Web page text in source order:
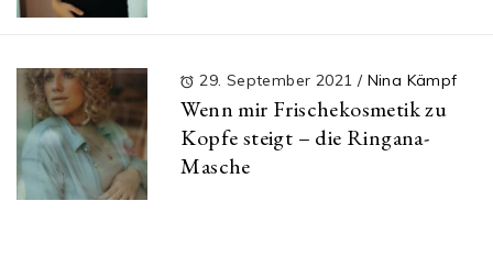
29. September 2021 / Nina Kämpf
Wenn mir Frischekosmetik zu
Kopfe steigt – die Ringana-
Masche